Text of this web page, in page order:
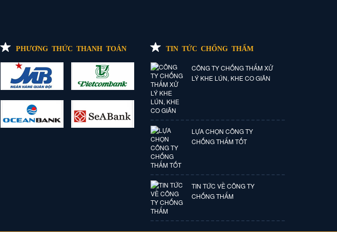
PHƯƠNG THỨC THANH TOÁN TIN TỨC CHỐNG THẤM
CÔNG TY CHỐNG THẤM XỬ
LÝ KHE LÚN, KHE CO GIÃN
LỰA CHỌN CÔNG TY
CHỐNG THẤM TỐT
TIN TỨC VỀ CÔNG TY
CHỐNG THẤM